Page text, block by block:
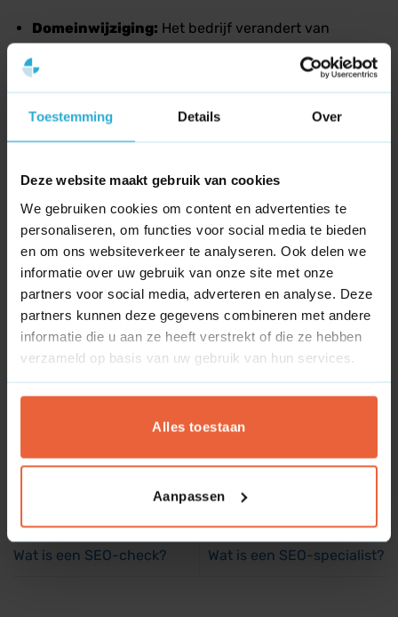
Toestemming Details Over
Deze website maakt gebruik van cookies
We gebruiken cookies om content en advertenties te
personaliseren, om functies voor social media te bieden
en om ons websiteverkeer te analyseren. Ook delen we
informatie over uw gebruik van onze site met onze
partners voor social media, adverteren en analyse. Deze
partners kunnen deze gegevens combineren met andere
informatie die u aan ze heeft verstrekt of die ze hebben
verzameld op basis van uw gebruik van hun services.
Alles toestaan
Aanpassen
Domeinwijziging: Het bedrijf verandert van
extensie.
WooCommerce naar Shopify of Magento.
outwijziging plaats waarbij ook de menustructuur en
URL-paden veranderen.
Protocol- of serverwissel:De overstap naar een
nieuwe, beveiligde serveromgeving die invloed heeft
op de URL-opbouw.
Een succesvolle migratie vereist een strak stappenplan,
waaronder het maken van een complete URL-mapping
en het technisch inrichten van permanente 301-
redirects, zodat zowel de bezoeker als de Googlebot
Wat is een SEO-check? Wat is een SEO-specialist?